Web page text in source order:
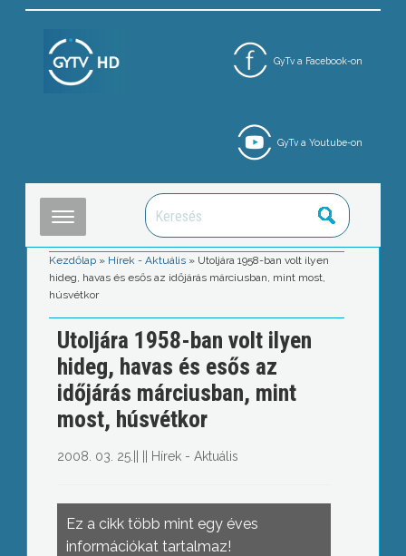
GyTv a Facebook-on
GyTv a Youtube-on
Kezdőlap » Hírek - Aktuális » Utoljára 1958-ban volt ilyen
hideg, havas és esős az időjárás márciusban, mint most,
húsvétkor
Utoljára 1958-ban volt ilyen
hideg, havas és esős az
időjárás márciusban, mint
most, húsvétkor
2008. 03. 25. Hírek - Aktuális
Ez a cikk több mint egy éves
információkat tartalmaz!